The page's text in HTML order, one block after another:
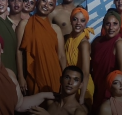
que podrían superar los 80 km/h
el impacto real en la región
de Los Quirquinchos